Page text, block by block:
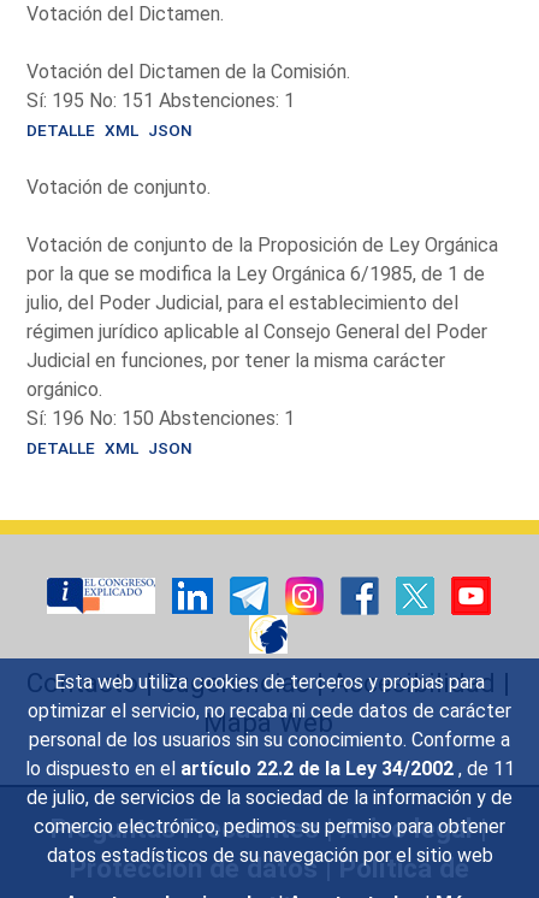
Esta web utiliza cookies de terceros y propias para
optimizar el servicio, no recaba ni cede datos de carácter
personal de los usuarios sin su conocimiento. Conforme a
lo dispuesto en el artículo 22.2 de la Ley 34/2002 , de 11
de julio, de servicios de la sociedad de la información y de
comercio electrónico, pedimos su permiso para obtener
datos estadísticos de su navegación por el sitio web
Votación del Dictamen.
Votación del Dictamen de la Comisión.
Sí: 195 No: 151 Abstenciones: 1
DETALLE XML JSON
Votación de conjunto.
Votación de conjunto de la Proposición de Ley Orgánica
por la que se modifica la Ley Orgánica 6/1985, de 1 de
julio, del Poder Judicial, para el establecimiento del
régimen jurídico aplicable al Consejo General del Poder
Judicial en funciones, por tener la misma carácter
orgánico.
Sí: 196 No: 150 Abstenciones: 1
DETALLE XML JSON
Contacto|Sugerencias|Accesibilidad |
Mapa Web
Preguntas Frecuentes|Aviso legal|
Protección de datos|Política de